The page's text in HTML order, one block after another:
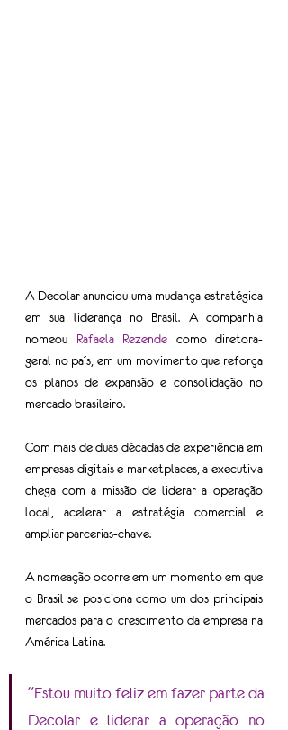
A Decolar anunciou uma mudança estratégica
em sua liderança no Brasil. A companhia
nomeou Rafaela Rezende como diretora-
geral no país, em um movimento que reforça
os planos de expansão e consolidação no
mercado brasileiro.
Com mais de duas décadas de experiência em
empresas digitais e marketplaces, a executiva
chega com a missão de liderar a operação
local, acelerar a estratégia comercial e
ampliar parcerias-chave.
A nomeação ocorre em um momento em que
o Brasil se posiciona como um dos principais
mercados para o crescimento da empresa na
América Latina.
“Estou muito feliz em fazer parte da
Decolar e liderar a operação no